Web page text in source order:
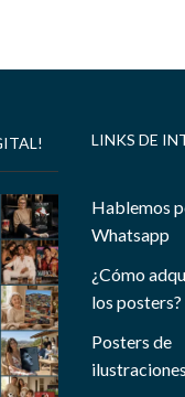
LINKS DE
Hablemos
Whatsapp
¿Cómo
los posters?
Posters de
ilustraciones